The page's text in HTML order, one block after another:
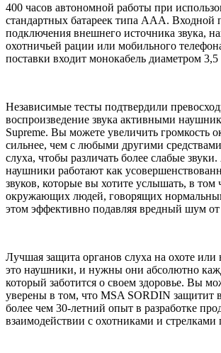
400 часов автономной работы при
стандартных батареек типа ААА. Входной
подключения внешнего источника звука,
охотничьей рации или мобильного
поставки входит монокабель диаметром
Независимые тесты подтвердили
воспроизведение звука активными
Supreme. Вы можете увеличить громкость
сильнее, чем с любыми другими
слуха, чтобы различать более слабые
наушники работают как
звуков, которые вы хотите услышать, в том
окружающих людей, говорящих
этом эффективно подавляя вредный шум от
Лучшая защита органов слуха на охоте или
это наушники, и нужны они абсолютно
который заботится о своем здоровье. Вы
уверены в том, что MSA SORDIN защитит
более чем 30-летний опыт в разработке
взаимодействии с охотниками и стрелками